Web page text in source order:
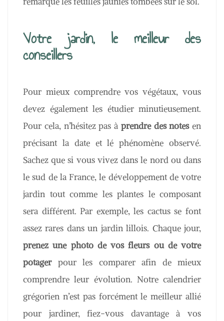
Votre jardin, le meilleur des
conseillers
Pour mieux comprendre vos végétaux, vous
devez également les étudier minutieusement.
Pour cela, n’hésitez pas à prendre des notesen
précisant la date et lé phénomène observé.
Sachez que si vous vivez dans le nord ou dans
le sud de la France, le développement de votre
jardin tout comme les plantes le composant
sera différent. Par exemple, les cactus se font
assez rares dans un jardin lillois. Chaque jour,
prenez une photo de vos fleurs ou de votre
potagerpour les comparer afin de mieux
comprendre leur évolution. Notre calendrier
grégorien n’est pas forcément le meilleur allié
pour jardiner, fiez-vous davantage à vos